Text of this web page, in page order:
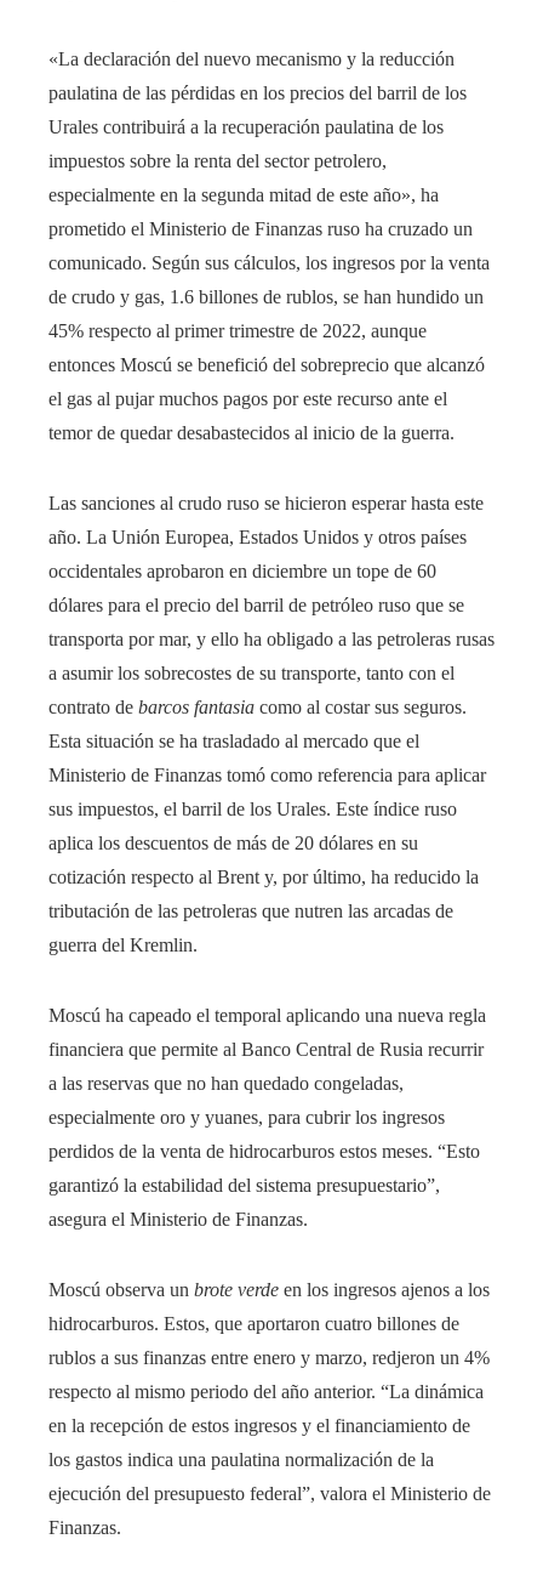
«La declaración del nuevo mecanismo y la reducción
paulatina de las pérdidas en los precios del barril de los
Urales contribuirá a la recuperación paulatina de los
impuestos sobre la renta del sector petrolero,
especialmente en la segunda mitad de este año», ha
prometido el Ministerio de Finanzas ruso ha cruzado un
comunicado. Según sus cálculos, los ingresos por la venta
de crudo y gas, 1.6 billones de rublos, se han hundido un
45% respecto al primer trimestre de 2022, aunque
entonces Moscú se benefició del sobreprecio que alcanzó
el gas al pujar muchos pagos por este recurso ante el
temor de quedar desabastecidos al inicio de la guerra.
Las sanciones al crudo ruso se hicieron esperar hasta este
año. La Unión Europea, Estados Unidos y otros países
occidentales aprobaron en diciembre un tope de 60
dólares para el precio del barril de petróleo ruso que se
transporta por mar, y ello ha obligado a las petroleras rusas
a asumir los sobrecostes de su transporte, tanto con el
contrato de barcos fantasia como al costar sus seguros.
Esta situación se ha trasladado al mercado que el
Ministerio de Finanzas tomó como referencia para aplicar
sus impuestos, el barril de los Urales. Este índice ruso
aplica los descuentos de más de 20 dólares en su
cotización respecto al Brent y, por último, ha reducido la
tributación de las petroleras que nutren las arcadas de
guerra del Kremlin.
Moscú ha capeado el temporal aplicando una nueva regla
financiera que permite al Banco Central de Rusia recurrir
a las reservas que no han quedado congeladas,
especialmente oro y yuanes, para cubrir los ingresos
perdidos de la venta de hidrocarburos estos meses. “Esto
garantizó la estabilidad del sistema presupuestario”,
asegura el Ministerio de Finanzas.
Moscú observa un brote verde en los ingresos ajenos a los
hidrocarburos. Estos, que aportaron cuatro billones de
rublos a sus finanzas entre enero y marzo, redjeron un 4%
respecto al mismo periodo del año anterior. “La dinámica
en la recepción de estos ingresos y el financiamiento de
los gastos indica una paulatina normalización de la
ejecución del presupuesto federal”, valora el Ministerio de
Finanzas.